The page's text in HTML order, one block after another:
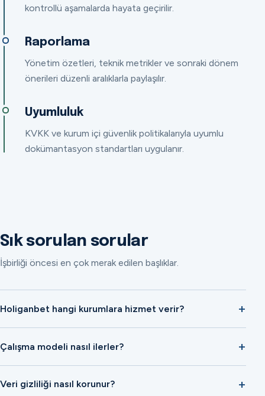
kontrollü aşamalarda hayata geçirilir.
Raporlama
Yönetim özetleri, teknik metrikler ve sonraki dönem
önerileri düzenli aralıklarla paylaşılır.
Uyumluluk
KVKK ve kurum içi güvenlik politikalarıyla uyumlu
dokümantasyon standartları uygulanır.
Sık sorulan sorular
İşbirliği öncesi en çok merak edilen başlıklar.
Holiganbet hangi kurumlara hizmet verir?
Çalışma modeli nasıl ilerler?
Veri gizliliği nasıl korunur?